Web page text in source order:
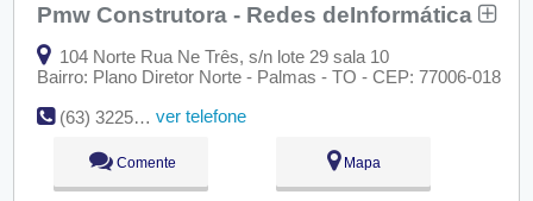
Pmw Construtora - Redes deInformática
104 Norte Rua Ne Três, s/n lote 29 sala 10
Bairro: Plano Diretor Norte - Palmas - TO - CEP: 77006-018
(63) 3225-8350
ver telefone
Comente Mapa